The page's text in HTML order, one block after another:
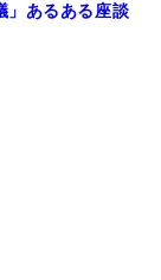
」あるある座談